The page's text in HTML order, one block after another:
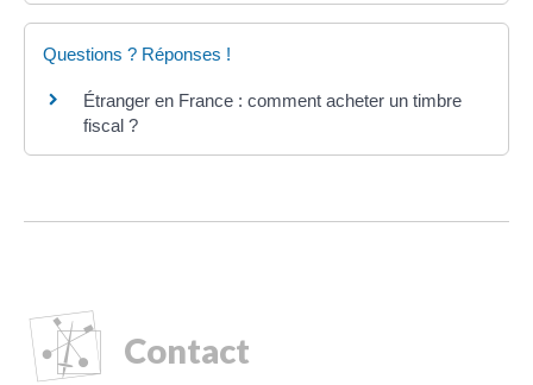
Questions ? Réponses !
Étranger en France : comment acheter un timbre
fiscal ?
Contact